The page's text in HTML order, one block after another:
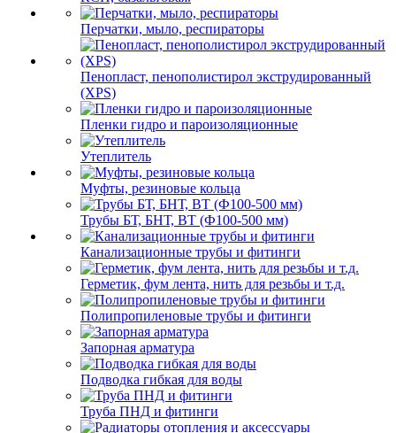
Перчатки, мыло, респираторы
Пенопласт, пенополистирол экструдированный
(XPS)
Пленки гидро и пароизоляционные
Утеплитель
Муфты, резиновые кольца
Трубы БТ, БНТ, ВТ (Ф100-500 мм)
Канализационные трубы и фитинги
Герметик, фум лента, нить для резьбы и т.д.
Полипропиленовые трубы и фитинги
Запорная арматура
Подводка гибкая для воды
Труба ПНД и фитинги